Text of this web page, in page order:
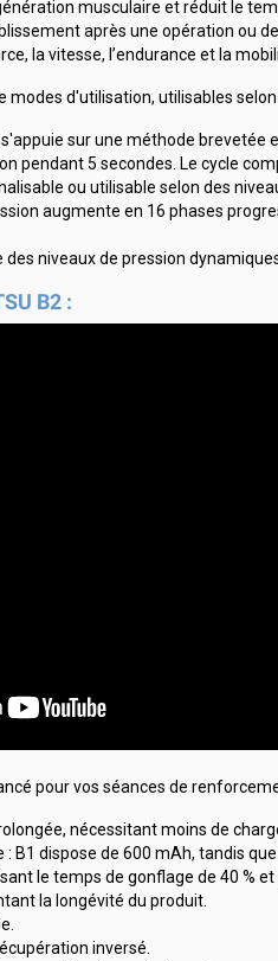
musculaire et réduit le
après une opération ou
la vitesse, l’endurance et la
modes d'utilisation, utilisables
sur une méthode brevetée
pendant 5 secondes. Le cycle
ou utilisable selon des
augmente en 16 phases
des niveaux de pression
B2 :
pour vos séances de
nécessitant moins de
B1 dispose de 600 mAh, tandis
le temps de gonflage de 40 %
la longévité du produit.
inversé.